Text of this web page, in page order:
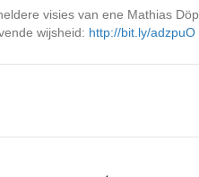
visies van ene Mathias
wijsheid: http://bit.ly/adzpuO